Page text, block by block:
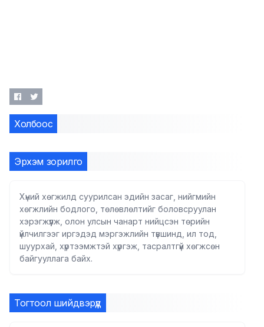
Холбоос
Эрхэм зорилго
Хүний хөгжилд суурилсан эдийн засаг, нийгмийн
хөгжлийн бодлого, төлөвлөлтийг боловсруулан
хэрэгжүүлж, олон улсын чанарт нийцсэн төрийн
үйлчилгээг иргэдэд мэргэжлийн түвшинд, ил тод,
шуурхай, хүртээмжтэй хүргэж, тасралтгүй хөгжсөн
байгууллага байх.
Тогтоол шийдвэрүүд